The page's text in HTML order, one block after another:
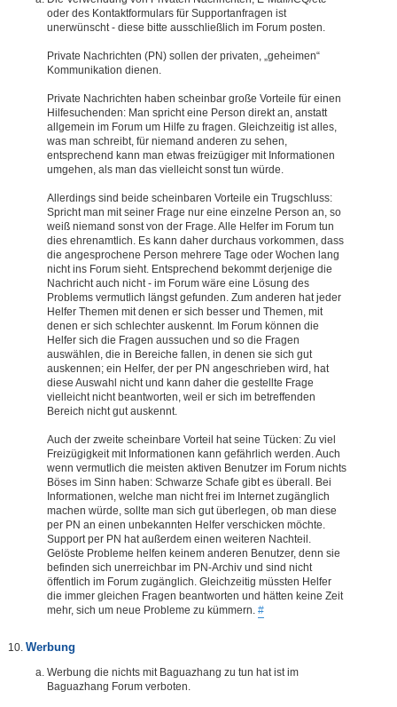
oder des Kontaktformulars für Supportanfragen ist
unerwünscht - diese bitte ausschließlich im Forum posten.
Private Nachrichten (PN) sollen der privaten, „geheimen“
Kommunikation dienen.
Private Nachrichten haben scheinbar große Vorteile für einen
Hilfesuchenden: Man spricht eine Person direkt an, anstatt
allgemein im Forum um Hilfe zu fragen. Gleichzeitig ist alles,
was man schreibt, für niemand anderen zu sehen,
entsprechend kann man etwas freizügiger mit Informationen
umgehen, als man das vielleicht sonst tun würde.
Allerdings sind beide scheinbaren Vorteile ein Trugschluss:
Spricht man mit seiner Frage nur eine einzelne Person an, so
weiß niemand sonst von der Frage. Alle Helfer im Forum tun
dies ehrenamtlich. Es kann daher durchaus vorkommen, dass
die angesprochene Person mehrere Tage oder Wochen lang
nicht ins Forum sieht. Entsprechend bekommt derjenige die
Nachricht auch nicht - im Forum wäre eine Lösung des
Problems vermutlich längst gefunden. Zum anderen hat jeder
Helfer Themen mit denen er sich besser und Themen, mit
denen er sich schlechter auskennt. Im Forum können die
Helfer sich die Fragen aussuchen und so die Fragen
auswählen, die in Bereiche fallen, in denen sie sich gut
auskennen; ein Helfer, der per PN angeschrieben wird, hat
diese Auswahl nicht und kann daher die gestellte Frage
vielleicht nicht beantworten, weil er sich im betreffenden
Bereich nicht gut auskennt.
Auch der zweite scheinbare Vorteil hat seine Tücken: Zu viel
Freizügigkeit mit Informationen kann gefährlich werden. Auch
wenn vermutlich die meisten aktiven Benutzer im Forum nichts
Böses im Sinn haben: Schwarze Schafe gibt es überall. Bei
Informationen, welche man nicht frei im Internet zugänglich
machen würde, sollte man sich gut überlegen, ob man diese
per PN an einen unbekannten Helfer verschicken möchte.
Support per PN hat außerdem einen weiteren Nachteil.
Gelöste Probleme helfen keinem anderen Benutzer, denn sie
befinden sich unerreichbar im PN-Archiv und sind nicht
öffentlich im Forum zugänglich. Gleichzeitig müssten Helfer
die immer gleichen Fragen beantworten und hätten keine Zeit
mehr, sich um neue Probleme zu kümmern. #
Werbung
Werbung die nichts mit Baguazhang zu tun hat ist im
Baguazhang Forum verboten.